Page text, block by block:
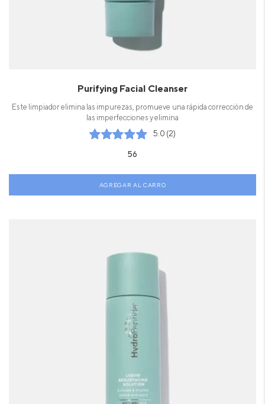
Purifying Facial Cleanser
Este limpiador elimina las impurezas, promueve una rápida corrección de
las imperfecciones y elimina
5.0 (2)
56
AGREGAR AL CARRO